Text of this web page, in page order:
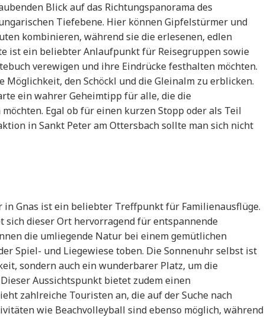
Blick auf das Richtungspanorama des
Tiefebene. Hier können Gipfelstürmer und
kombinieren, während sie die erlesenen, edlen
ist ein beliebter Anlaufpunkt für Reisegruppen sowie
verewigen und ihre Eindrücke festhalten möchten.
den Schöckl und die Gleinalm zu erblicken.
ein wahrer Geheimtipp für alle, die die
Egal ob für einen kurzen Stopp oder als Teil
in Sankt Peter am Ottersbach sollte man sich nicht
in Gnas ist ein beliebter Treffpunkt für Familienausflüge.
sich dieser Ort hervorragend für entspannende
die umliegende Natur bei einem gemütlichen
Spiel- und Liegewiese toben. Die Sonnenuhr selbst ist
sondern auch ein wunderbarer Platz, um die
Aussichtspunkt bietet zudem einen
zahlreiche Touristen an, die auf der Suche nach
wie Beachvolleyball sind ebenso möglich, während